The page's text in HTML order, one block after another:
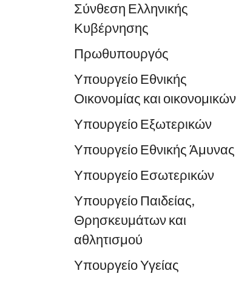
Σύνθεση Ελληνικής
Κυβέρνησης
Πρωθυπουργός
Υπουργείο Εθνικής
Οικονομίας και οικονομικών
Υπουργείο Εξωτερικών
Υπουργείο Εθνικής Άμυνας
Υπουργείο Εσωτερικών
Υπουργείο Παιδείας,
Θρησκευμάτων και
αθλητισμού
Υπουργείο Υγείας